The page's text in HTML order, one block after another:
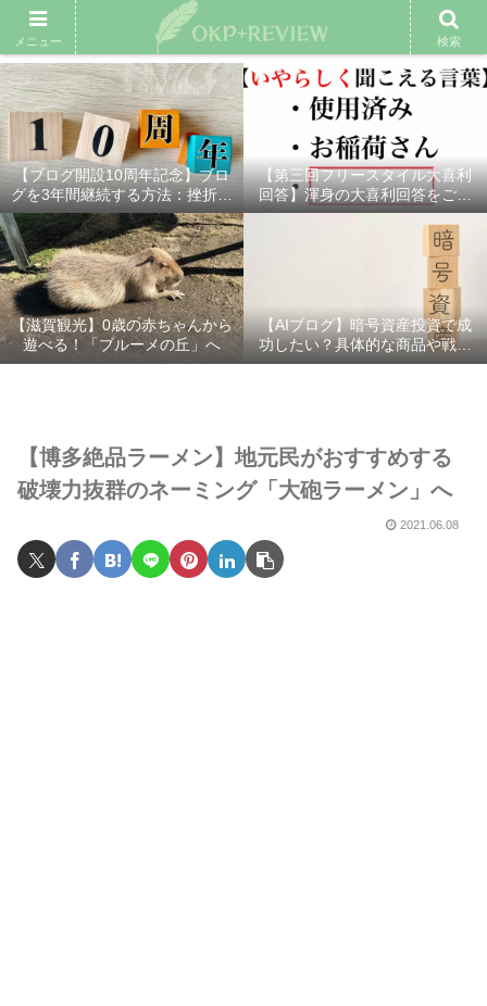
雑記ブログ プロフィール 余興動画 ベスト大喜利 スポ
【ブログ開設10周年記念】ブロ
グを3年間継続する方法：挫折し
ないための7つの秘訣
【第三回フリースタイル大喜利
回答】渾身の大喜利回答をご紹
介！
【滋賀観光】0歳の赤ちゃんから
遊べる！「ブルーメの丘」へ
【AIブログ】暗号資産投資で成
功したい？具体的な商品や戦略
を分かりやすく解説！
【博多絶品ラーメン】地元民がおすすめする
破壊力抜群のネーミング「大砲ラーメン」へ
2021.06.08
メニュー 検索